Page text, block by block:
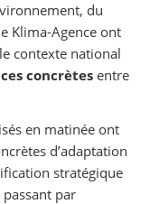
du
Klima-Agence ont
contexte national
concrètes entre
en matinée ont
d’adaptation
stratégique
par